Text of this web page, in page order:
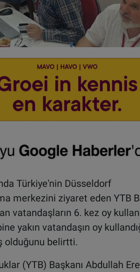
Türkiye'nin Düsseldorf
merkezini ziyaret eden YTB
vatandaşların 6. kez oy
yakın vatandaşın oy
olduğunu belirtti.
(YTB) Başkanı Abdullah